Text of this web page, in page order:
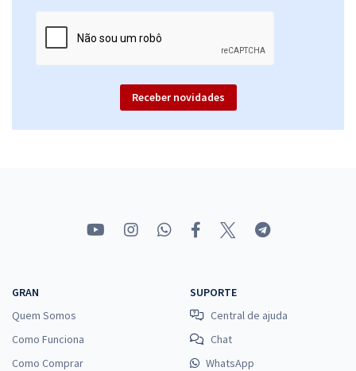
Receber novidades
GRAN
Quem Somos
Como Funciona
Como Comprar
SUPORTE
Central de ajuda
Chat
WhatsApp